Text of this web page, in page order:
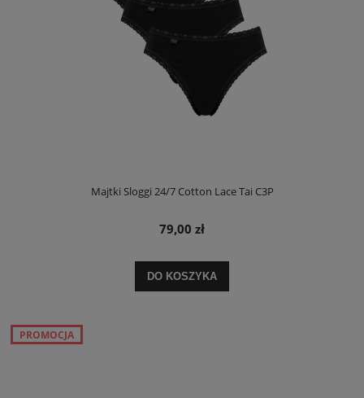
Majtki Sloggi 24/7 Cotton Lace Tai C3P
79,00 zł
DO KOSZYKA
PROMOCJA